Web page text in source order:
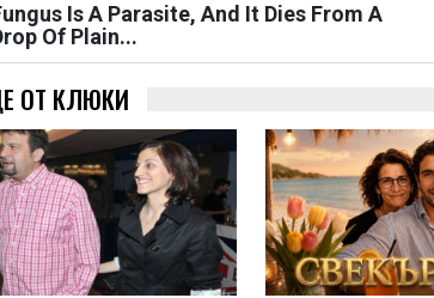
Is A Parasite, And It Dies From A
Of Plain...
ОТ КЛЮКИ